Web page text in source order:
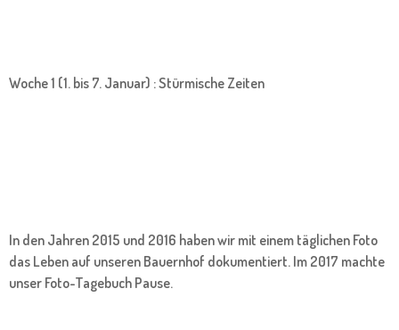
Woche 1 (1. bis 7. Januar) : Stürmische Zeiten
In den Jahren 2015 und 2016 haben wir mit einem täglichen Foto
das Leben auf unseren Bauernhof dokumentiert. Im 2017 machte
unser Foto-Tagebuch Pause.